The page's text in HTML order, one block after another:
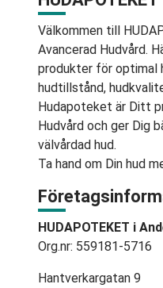
Välkommen till
Avancerad Hudvård.
produkter för optimal
hudtillstånd,
Hudapoteket är Ditt
Hudvård och ger Dig
välvårdad hud.
Ta hand om Din hud
HUDAPOTEKET i
Org.nr: 559181-5716
Hantverkargatan 9